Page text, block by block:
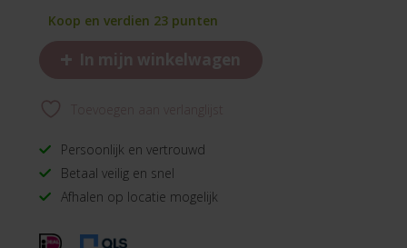
Koop en verdien 23 punten
+ In mijn winkelwagen
Persoonlijk en vertrouwd
Betaal veilig en snel
Afhalen op locatie mogelijk